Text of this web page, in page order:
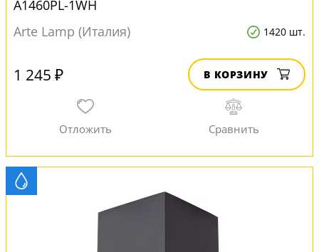
A1460PL-1WH
Arte Lamp (Италия)
1420 шт.
1 245 ₽ В КОРЗИНУ